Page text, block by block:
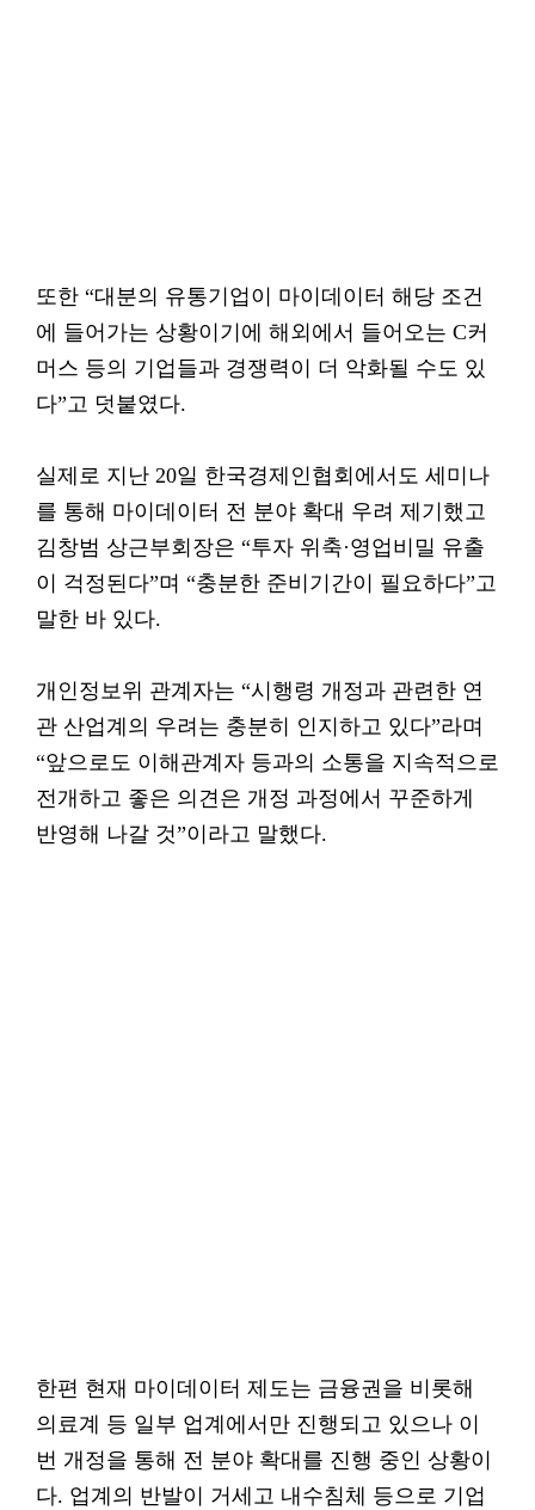
또한 “대분의 유통기업이 마이데이터 해당 조건
에 들어가는 상황이기에 해외에서 들어오는 C커
머스 등의 기업들과 경쟁력이 더 악화될 수도 있
다”고 덧붙였다.
실제로 지난 20일 한국경제인협회에서도 세미나
를 통해 마이데이터 전 분야 확대 우려 제기했고
김창범 상근부회장은 “투자 위축·영업비밀 유출
이 걱정된다”며 “충분한 준비기간이 필요하다”고
말한 바 있다.
개인정보위 관계자는 “시행령 개정과 관련한 연
관 산업계의 우려는 충분히 인지하고 있다”라며
“앞으로도 이해관계자 등과의 소통을 지속적으로
전개하고 좋은 의견은 개정 과정에서 꾸준하게
반영해 나갈 것”이라고 말했다.
한편 현재 마이데이터 제도는 금융권을 비롯해
의료계 등 일부 업계에서만 진행되고 있으나 이
번 개정을 통해 전 분야 확대를 진행 중인 상황이
다. 업계의 반발이 거세고 내수침체 등으로 기업